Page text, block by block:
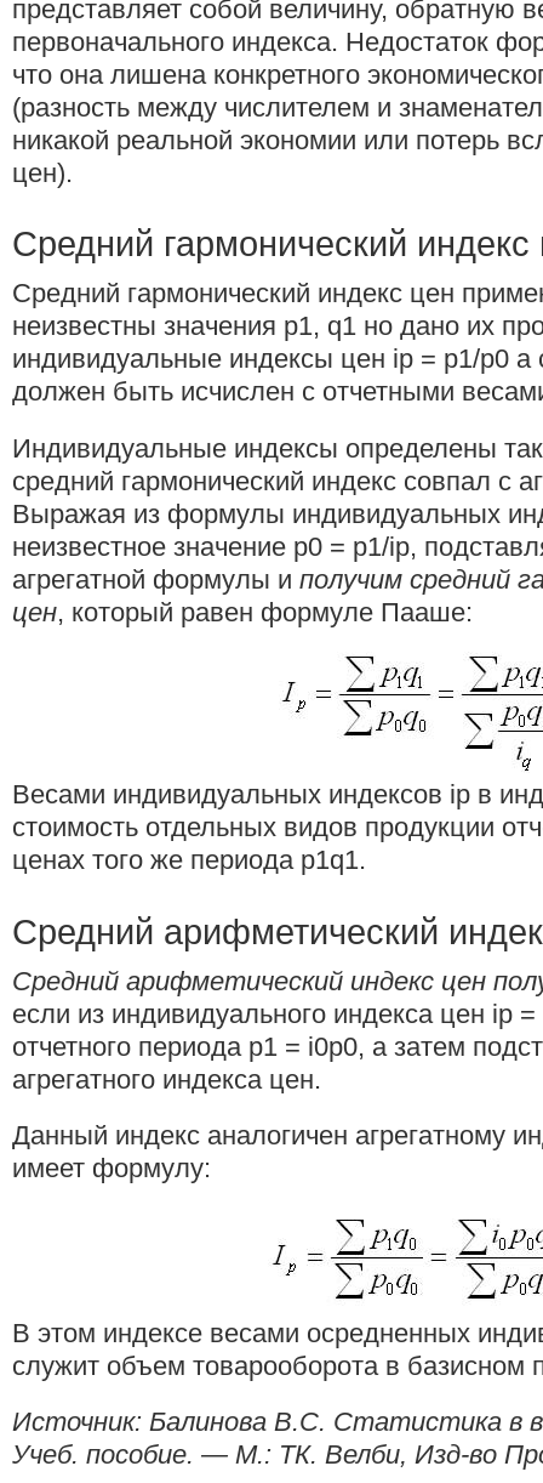
представляет собой величину, обратную
первоначального индекса. Недостаток
что она лишена конкретного
(разность между числителем и
никакой реальной экономии или потерь
цен).
Средний гармонический индекс
Средний гармонический индекс цен
неизвестны значения p1, q1 но дано их
индивидуальные индексы цен ip = p1/p0 а
должен быть исчислен с отчетными
Индивидуальные индексы определены
средний гармонический индекс совпал с
Выражая из формулы индивидуальных
неизвестное значение р0 = p1/ip,
агрегатной формулы и получим средний
цен, который равен формуле Пааше:
Весами индивидуальных индексов iр в
стоимость отдельных видов продукции
ценах того же периода p1q1.
Средний арифметический
Средний арифметический индекс цен
если из индивидуального индекса цен ip
отчетного периода p1 = i0p0, а затем
агрегатного индекса цен.
Данный индекс аналогичен агрегатному
имеет формулу:
В этом индексе весами осредненных
служит объем товарооборота в базисном
Источник: Балинова B.C. Статистика в
Учеб. пособие. — М.: ТК. Велби, Изд-во